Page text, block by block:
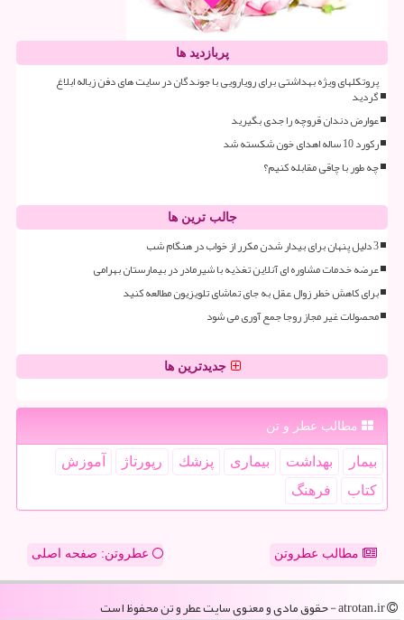
پربازدید ها
پروتکلهای ویژه بهداشتی برای رویارویی با جوندگان در سایت های دفن زباله ابلاغ
گردید
عوارض دندان قروچه را جدی بگیرید
رکورد 10 ساله اهدای خون شکسته شد
چه طور با چاقی مقابله کنیم؟
جالب ترین ها
3 دلیل پنهان برای بیدار شدن مکرر از خواب در هنگام شب
عرضه خدمات مشاوره ای آنلاین تغذیه با شیرمادر در بیمارستان بهرامی
برای کاهش خطر زوال عقل به جای تماشای تلویزیون مطالعه کنید
محصولات غیر مجاز روجا جمع آوری می شود
جدیدترین ها
مطالب عطر و تن
بیمار بهداشت بیماری پزشك رپورتاژ
آموزش
كتاب
فرهنگ
مطالب عطروتن عطروتن: صفحه اصلی